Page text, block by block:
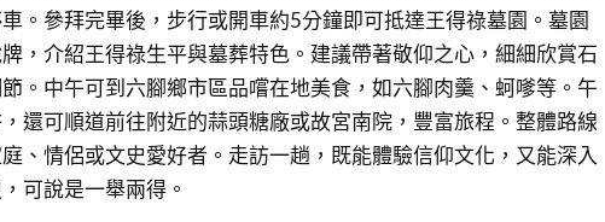
。參拜完畢後，步行或開車約5分鐘即可抵達王得祿墓園。墓園
，介紹王得祿生平與墓葬特色。建議帶著敬仰之心，細細欣賞石
。中午可到六腳鄉市區品嚐在地美食，如六腳肉羹、蚵嗲等。午
還可順道前往附近的蒜頭糖廠或故宮南院，豐富旅程。整體路線
、情侶或文史愛好者。走訪一趟，既能體驗信仰文化，又能深入
可說是一舉兩得。